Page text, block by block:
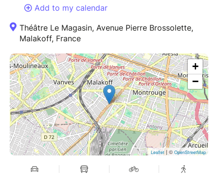
Add to my calendar
Théâtre Le Magasin, Avenue Pierre Brossolette,
Malakoff, France
+
−
Leaflet| © OpenStreetMap